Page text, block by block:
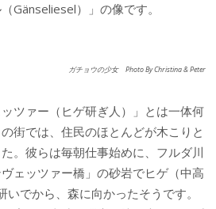
Gänseliesel）」の像です。
ガチョウの少女 Photo By Christina & Peter
ツァー（ヒゲ研ぎ人）」とは一体何
街では、住民のほとんどが木こりと
。彼らは毎朝仕事始めに、フルダ川
ェッツァー橋」の砂岩でヒゲ（中高
いでから、森に向かったそうです。